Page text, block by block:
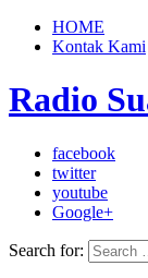
HOME
Kontak Kami
Radio
facebook
twitter
youtube
Google+
Search for: